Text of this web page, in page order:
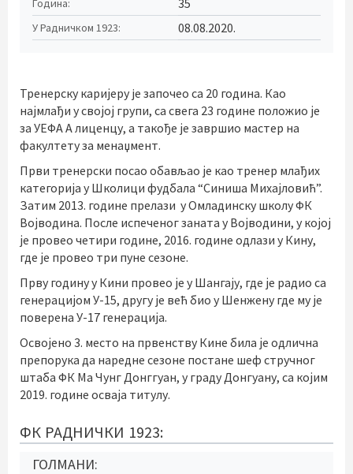
35
У Радничком 1923: 08.08.2020.
Тренерску каријеру je започео са 20 година. Као
најмлађи у својој групи, са свега 23 године положио је
за УЕФА А лиценцу, а такође је завршио мастер на
факултету за менаџмент.
Први тренерски посао обављао је као тренер млађих
категорија у Школици фудбала “Синиша Михајловић”.
Затим 2013. године прелази у Омладинску школу ФК
Војводина. После испеченог заната у Војводини, у којој
је провео четири године, 2016. године одлази у Кину,
где је провео три пуне сезоне.
Прву годину у Кини провео је у Шангају, где је радио са
генерацијом У-15, другу је већ био у Шенжену где му је
поверена У-17 генерација.
Освојено 3. место на првенству Кине била је одлична
препорука да наредне сезоне постане шеф стручног
штаба ФК Ма Чунг Донггуан, у граду Донгуану, са којим
2019. године осваја титулу.
ФК РАДНИЧКИ 1923:
ГОЛМАНИ: